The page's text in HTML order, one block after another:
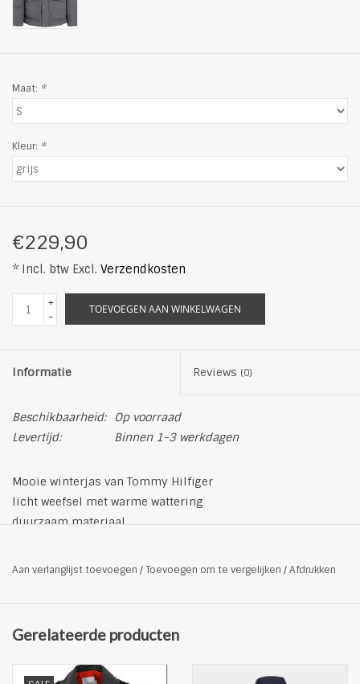
Maat: *
Kleur: *
€229,90
* Incl. btw Excl. Verzendkosten
+
-
TOEVOEGEN AAN WINKELWAGEN
Informatie Reviews (0)
Beschikbaarheid:
Op voorraad
Levertijd:
Binnen 1-3 werkdagen
Mooie winterjas van Tommy Hilfiger
licht weefsel met warme wattering
duurzaam materiaal
rechte heupboord
verlengde achterkant
Aan verlanglijst toevoegen /Toevoegen om te vergelijken /Afdrukken
Gerelateerde producten